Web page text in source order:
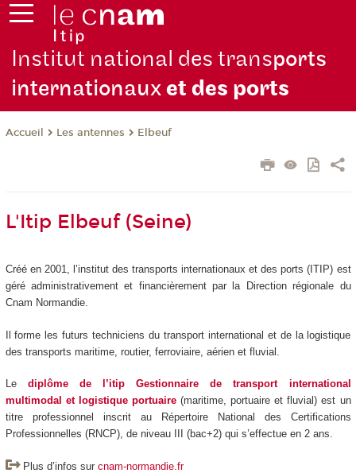
Institut national des transports
internationauxet des ports
Accueil Les antennes Elbeuf
L'Itip Elbeuf (Seine)
Créé en 2001, l’institut des transports internationaux et des ports (ITIP) est
géré administrativement et financièrement par la Direction régionale du
Cnam Normandie.
Il forme les futurs techniciens du transport international et de la logistique
des transports maritime, routier, ferroviaire, aérien et fluvial.
Le diplôme de l’itip Gestionnaire de transport international
multimodal et logistique portuaire(maritime, portuaire et fluvial) est un
titre professionnel inscrit au Répertoire National des Certifications
Professionnelles (RNCP), de niveau III (bac+2) qui s’effectue en 2 ans.
Plus d’infos sur cnam-normandie.fr